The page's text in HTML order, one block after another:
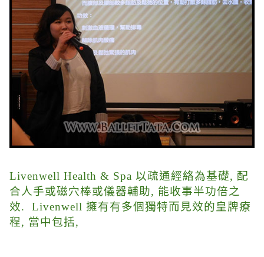
Livenwell Health & Spa 以疏通經絡為基礎, 配
合人手或磁穴棒或儀器輔助, 能收事半功倍之
效. Livenwell 擁有有多個獨特而見效的皇牌療
程, 當中包括,